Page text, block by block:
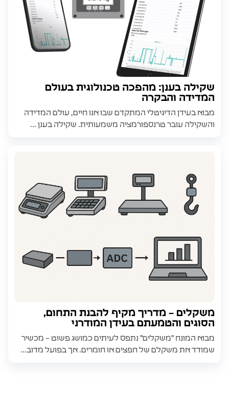
שקילה בענן: מהפכה טכנולוגית בעולם
המדידה והבקרה
מבוא בעידן הדיגיטלי המתקדם שבו אנו חיים, עולם המדידה
והשקילה עובר טרנספורמציה משמעותית. שקילה בענן ...
משקלים – מדריך מקיף להבנת התחום,
הסוגים והטמעתם בעידן המודרני
מבוא המונח "משקלים" נתפס לעיתים כמושג פשוט – מכשיר
שמודד את משקלם של חפצים או חומרים. אך בפועל מדוב...